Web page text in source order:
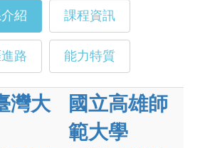
紹 課程資訊
路 能力特質
灣大
國立高雄師
範大學